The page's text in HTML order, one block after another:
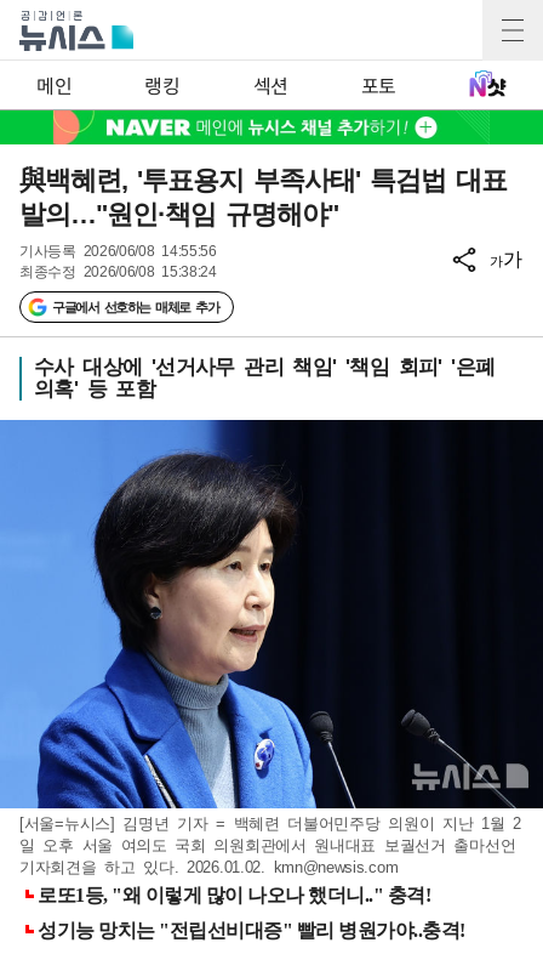
메인 랭킹 섹션 포토
與백혜련, '투표용지 부족사태' 특검법 대표
발의…"원인·책임 규명해야"
기사등록 2026/06/08 14:55:56
최종수정 2026/06/08 15:38:24
구글에서 선호하는 매체로 추가
가가
수사 대상에 '선거사무 관리 책임' '책임 회피' '은폐
의혹' 등 포함
[서울=뉴시스] 김명년 기자 = 백혜련 더불어민주당 의원이 지난 1월 2
일 오후 서울 여의도 국회 의원회관에서 원내대표 보궐선거 출마선언
기자회견을 하고 있다. 2026.01.02.
kmn@newsis.com